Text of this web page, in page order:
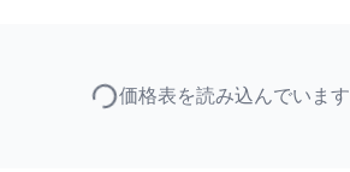
価格表を読み込んでいます